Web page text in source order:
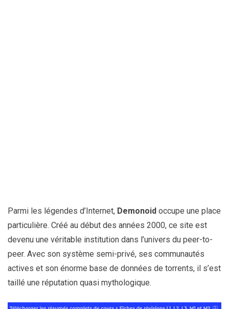
Parmi les légendes d’Internet, Demonoid occupe une place
particulière. Créé au début des années 2000, ce site est
devenu une véritable institution dans l’univers du peer-to-
peer. Avec son système semi-privé, ses communautés
actives et son énorme base de données de torrents, il s’est
taillé une réputation quasi mythologique.